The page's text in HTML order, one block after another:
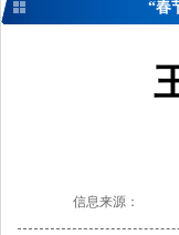
“春
信息来源：